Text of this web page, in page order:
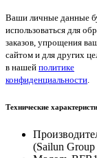
Ваши личные данные
использоваться для
заказов, упрощения
сайтом и для других
в нашей политике
конфиденциальности.
Технические
(Sailun